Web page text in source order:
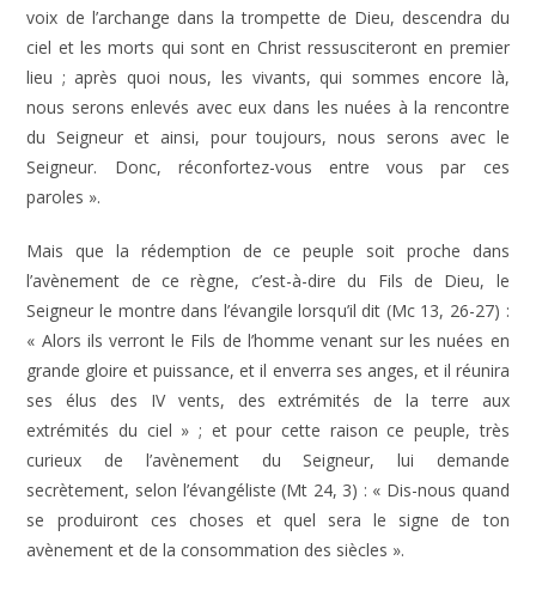
voix de l’archange dans la trompette de Dieu, descendra du
ciel et les morts qui sont en Christ ressusciteront en premier
lieu ; après quoi nous, les vivants, qui sommes encore là,
nous serons enlevés avec eux dans les nuées à la rencontre
du Seigneur et ainsi, pour toujours, nous serons avec le
Seigneur. Donc, réconfortez-vous entre vous par ces
paroles ».
Mais que la rédemption de ce peuple soit proche dans
l’avènement de ce règne, c’est-à-dire du Fils de Dieu, le
Seigneur le montre dans l’évangile lorsqu’il dit (Mc 13, 26-27) :
« Alors ils verront le Fils de l’homme venant sur les nuées en
grande gloire et puissance, et il enverra ses anges, et il réunira
ses élus des IV vents, des extrémités de la terre aux
extrémités du ciel » ; et pour cette raison ce peuple, très
curieux de l’avènement du Seigneur, lui demande
secrètement, selon l’évangéliste (Mt 24, 3) : « Dis-nous quand
se produiront ces choses et quel sera le signe de ton
avènement et de la consommation des siècles ».